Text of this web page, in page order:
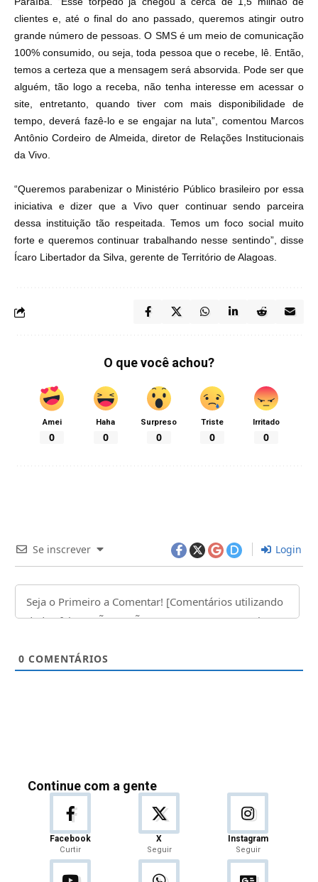
clientes e, até o final do ano passado, queremos atingir outro
grande número de pessoas. O SMS é um meio de comunicação
100% consumido, ou seja, toda pessoa que o recebe, lê. Então,
temos a certeza que a mensagem será absorvida. Pode ser que
alguém, tão logo a receba, não tenha interesse em acessar o
site, entretanto, quando tiver com mais disponibilidade de
tempo, deverá fazê-lo e se engajar na luta”, comentou Marcos
Antônio Cordeiro de Almeida, diretor de Relações Institucionais
da Vivo.
“Queremos parabenizar o Ministério Público brasileiro por essa
iniciativa e dizer que a Vivo quer continuar sendo parceira
dessa instituição tão respeitada. Temos um foco social muito
forte e queremos continuar trabalhando nesse sentindo”, disse
Ícaro Libertador da Silva, gerente de Território de Alagoas.
O que você achou?
Amei
0
Haha
0
Surpreso
0
Triste
0
Irritado
0
Se inscrever Login
0 COMENTÁRIOS
Continue com a gente
Facebook
Curtir
X
Seguir
Instagram
Seguir